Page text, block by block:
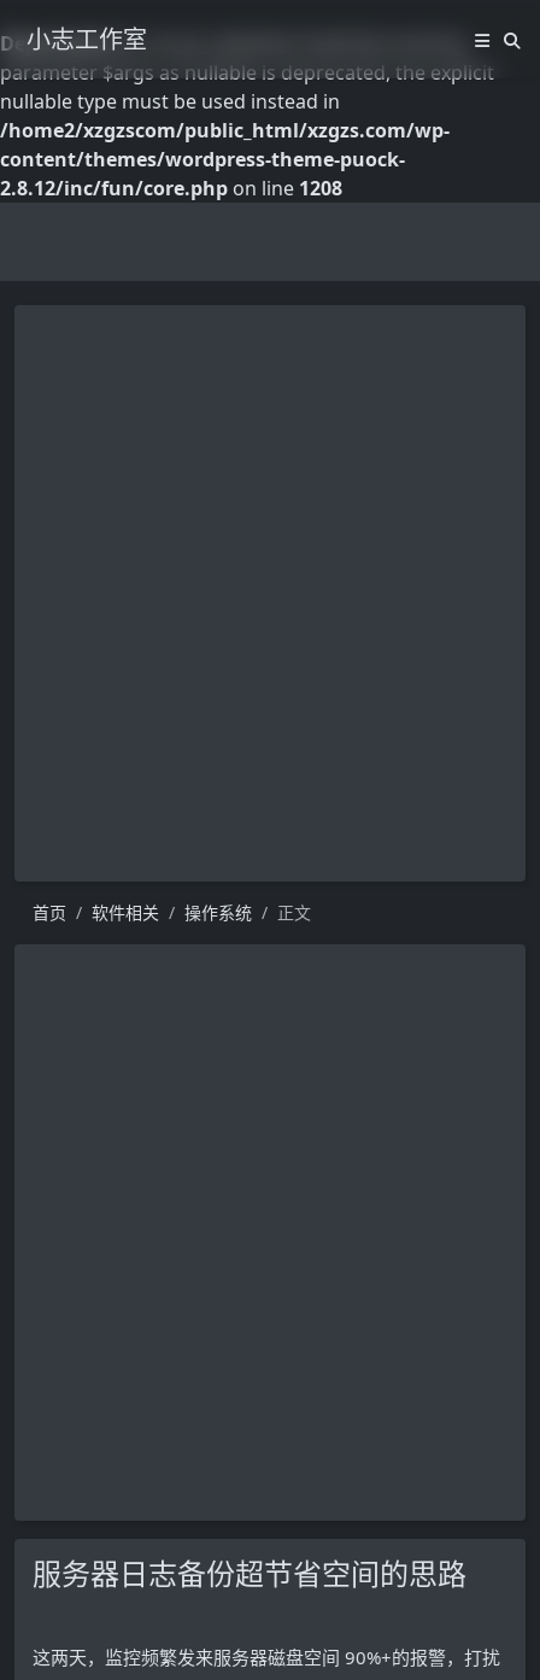
Deprecated: pk_vd_gt_validate(): Implicitly marking
parameter $args as nullable is deprecated, the explicit
nullable type must be used instead in
/home2/xzgzscom/public_html/xzgzs.com/wp-
content/themes/wordpress-theme-puock-
2.8.12/inc/fun/core.php on line 1208
小志工作室
首页 软件相关 操作系统 正文
服务器日志备份超节省空间的思路
这两天，监控频繁发来服务器磁盘空间 90%+的报警，打扰